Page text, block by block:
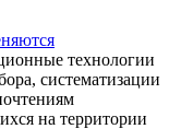
технологии
систематизации
на территории